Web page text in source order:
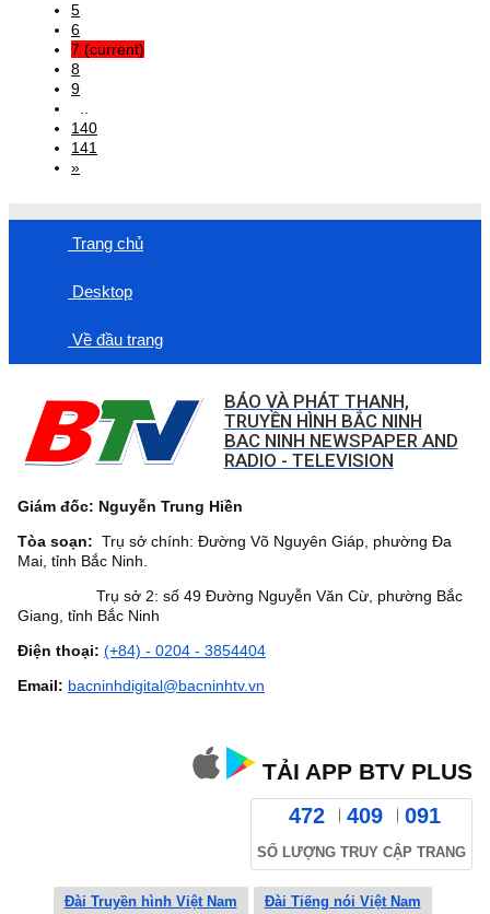
5
6
7 (current)
8
9
140
141
»
Trang chủ
Desktop
Về đầu trang
BÁO VÀ PHÁT THANH,
TRUYỀN HÌNH BẮC NINH
BAC NINH NEWSPAPER AND
RADIO - TELEVISION
Giám đốc: Nguyễn Trung Hiền
Tòa soạn: Trụ sở chính: Đường Võ Nguyên Giáp, phường Đa
Mai, tỉnh Bắc Ninh.
Trụ sở 2: số 49 Đường Nguyễn Văn Cừ, phường Bắc
Giang, tỉnh Bắc Ninh
Điện thoại: (+84) - 0204 - 3854404
Email: bacninhdigital@bacninhtv.vn
TẢI APP BTV PLUS
472 409 091
SỐ LƯỢNG TRUY CẬP TRANG
Đài Truyền hình Việt Nam Đài Tiếng nói Việt Nam